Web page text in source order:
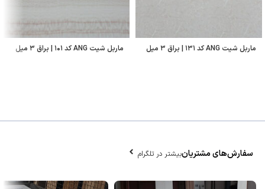
ماربل شیت ANG کد ۱۳۱ | براق ۳ میل ماربل شیت ANG کد ۱۰۱ | براق ۳ میل
سفارش‌های مشتریانبیشتر در تلگرام